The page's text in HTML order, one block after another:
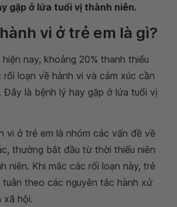
gặp ở lứa tuổi vị thành niên.
vi ở trẻ em là gì?
nay, khoảng 20% thanh thiếu
rối loạn về hành vi và cảm xúc cần
Đây là bệnh lý hay gặp ở lứa tuổi vị
vi ở trẻ em là nhóm các vấn đề về
thường bắt đầu từ thời thiếu niên
niên. Khi mắc các rối loạn này, trẻ
theo các nguyên tắc hành xử
xã hội.